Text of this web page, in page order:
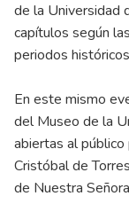
de la Universidad
capítulos según
periodos
En este mismo
del Museo de la
abiertas al público
Cristóbal de
de Nuestra